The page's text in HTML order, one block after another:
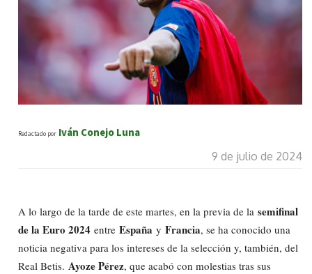
Redactado por Iván Conejo Luna
9 de julio de 2024
A lo largo de la tarde de este martes, en la previa de la semifinal
de la Euro 2024 entre España y Francia, se ha conocido una
noticia negativa para los intereses de la selección y, también, del
Real Betis. Ayoze Pérez, que acabó con molestias tras sus